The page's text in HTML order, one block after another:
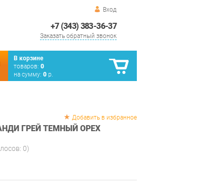
Вход
+7 (343) 383-36-37
Заказать обратный звонок
В корзине
товаров: 0
на сумму: 0 р.
Добавить в избранное
ГРЕЙ ТЕМНЫЙ ОРЕХ
0)